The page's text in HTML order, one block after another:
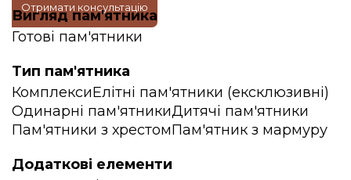
Отримати консультацію
Вигляд пам'ятника
Готові пам'ятники
Тип пам'ятника
КомплексиЕлітні пам'ятники (ексклюзивні)
Одинарні пам'ятникиДитячі пам'ятники
Пам'ятники з хрестомПам'ятник з мармуру
Додаткові елементи